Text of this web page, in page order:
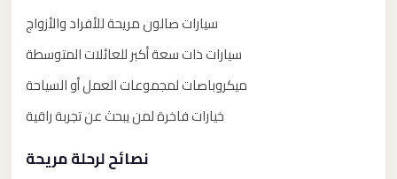
سيارات صالون مريحة للأفراد والأزواج
سيارات ذات سعة أكبر للعائلات المتوسطة
ميكروباصات لمجموعات العمل أو السياحة
خيارات فاخرة لمن يبحث عن تجربة راقية
نصائح لرحلة مريحة
Limousine
shuttle
cairo
airport
Sheikh